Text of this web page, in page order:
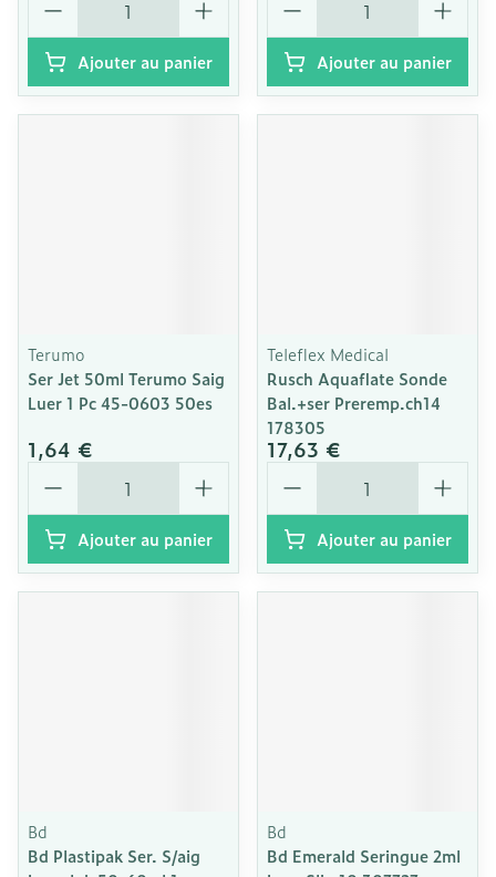
Ajouter au panier Ajouter au panier
Terumo
Ser Jet 50ml Terumo Saig
Luer 1 Pc 45-0603 50es
1,64 €
Quantité
Ajouter au panier
Teleflex Medical
Rusch Aquaflate Sonde
Bal.+ser Preremp.ch14
178305
17,63 €
Quantité
Ajouter au panier
Bd
Bd Plastipak Ser. S/aig
Bd
Bd Emerald Seringue 2ml